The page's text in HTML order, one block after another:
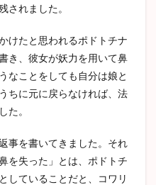
されました。
けたと思われるポドトチナ
き、彼女が妖力を用いて鼻
なことをしても自分は娘と
ちに元に戻らなければ、法
た。
事を書いてきました。それ
を失った」とは、ポドトチ
していることだと、コワリ